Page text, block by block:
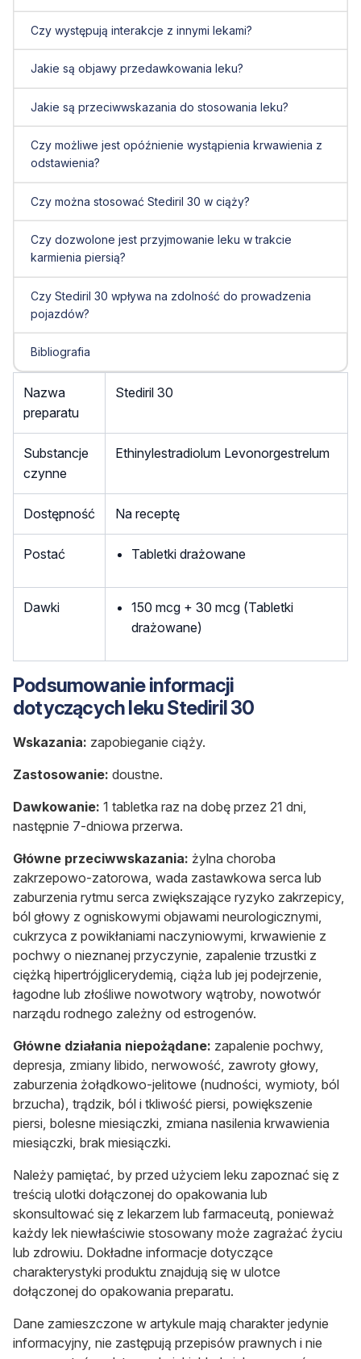
Czy występują interakcje z innymi lekami?
Jakie są objawy przedawkowania leku?
Jakie są przeciwwskazania do stosowania leku?
Czy możliwe jest opóźnienie wystąpienia krwawienia z
odstawienia?
Czy można stosować Stediril 30 w ciąży?
Czy dozwolone jest przyjmowanie leku w trakcie
karmienia piersią?
Czy Stediril 30 wpływa na zdolność do prowadzenia
pojazdów?
Bibliografia
Nazwa
preparatu
Stediril 30
Substancje
czynne
Ethinylestradiolum Levonorgestrelum
Dostępność Na receptę
Postać Tabletki drażowane
Dawki
150 mcg + 30 mcg (Tabletki
drażowane)
Podsumowanie informacji
dotyczących leku Stediril 30
Wskazania: zapobieganie ciąży.
Zastosowanie: doustne.
Dawkowanie: 1 tabletka raz na dobę przez 21 dni,
następnie 7-dniowa przerwa.
Główne przeciwwskazania: żylna choroba
zakrzepowo-zatorowa, wada zastawkowa serca lub
zaburzenia rytmu serca zwiększające ryzyko zakrzepicy,
ból głowy z ogniskowymi objawami neurologicznymi,
cukrzyca z powikłaniami naczyniowymi, krwawienie z
pochwy o nieznanej przyczynie, zapalenie trzustki z
ciężką hipertrójglicerydemią, ciąża lub jej podejrzenie,
łagodne lub złośliwe nowotwory wątroby, nowotwór
narządu rodnego zależny od estrogenów.
Główne działania niepożądane: zapalenie pochwy,
depresja, zmiany libido, nerwowość, zawroty głowy,
zaburzenia żołądkowo-jelitowe (nudności, wymioty, ból
brzucha), trądzik, ból i tkliwość piersi, powiększenie
piersi, bolesne miesiączki, zmiana nasilenia krwawienia
miesiączki, brak miesiączki.
Należy pamiętać, by przed użyciem leku zapoznać się z
treścią ulotki dołączonej do opakowania lub
skonsultować się z lekarzem lub farmaceutą, ponieważ
każdy lek niewłaściwie stosowany może zagrażać życiu
lub zdrowiu. Dokładne informacje dotyczące
charakterystyki produktu znajdują się w ulotce
dołączonej do opakowania preparatu.
Dane zamieszczone w artykule mają charakter jedynie
informacyjny, nie zastępują przepisów prawnych i nie